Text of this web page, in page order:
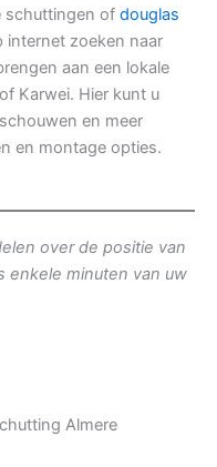
schuttingen of douglas
internet zoeken naar
aan een lokale
Karwei. Hier kunt u
en meer
en montage opties.
over de positie van
enkele minuten van uw
Almere